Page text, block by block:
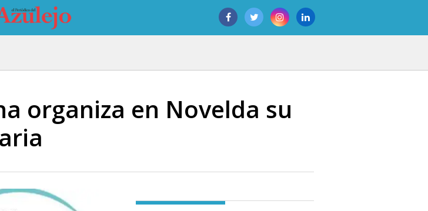
organiza en Novelda su